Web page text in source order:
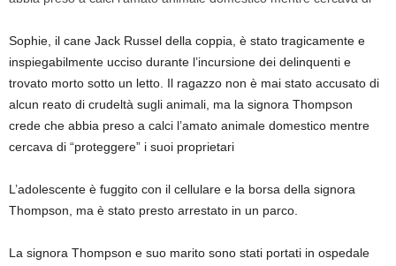
Sophie, il cane Jack Russel della coppia, è stato tragicamente e
inspiegabilmente ucciso durante l’incursione dei delinquenti e
trovato morto sotto un letto. Il ragazzo non è mai stato accusato di
alcun reato di crudeltà sugli animali, ma la signora Thompson
crede che abbia preso a calci l’amato animale domestico mentre
cercava di “proteggere” i suoi proprietari
L’adolescente è fuggito con il cellulare e la borsa della signora
Thompson, ma è stato presto arrestato in un parco.
La signora Thompson e suo marito sono stati portati in ospedale